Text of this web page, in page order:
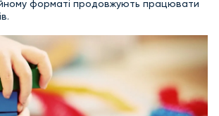
форматі продовжують працювати